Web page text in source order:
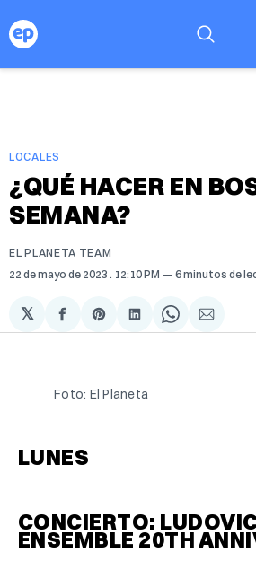
LOCALES
¿QUÉ HACER EN
SEMANA?
EL PLANETA TEAM
22 de mayo de 2023 . 12:10 PM 6 minutos de
𝕏
Compartir
en
Share
on
Compartir
en
Share
on
via
Foto: El Planeta
LUNES
CONCIERTO:
ENSEMBLE 20TH